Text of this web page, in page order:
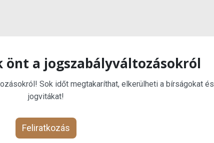
a jogszabályváltozásokról
Sok időt megtakaríthat, elkerülheti a bírságokat és
jogvitákat!
Feliratkozás